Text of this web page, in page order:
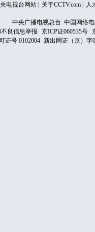
电视台网站 关于CCTV.com 人
中央广播电视总台 中国网络
良信息举报
京ICP证060535号
证号 0102004 新出网证（京）